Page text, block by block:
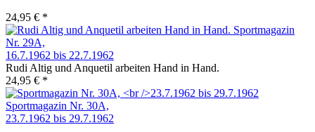
24,95 € *
Sportmagazin
Nr. 29A,
16.7.1962 bis 22.7.1962
Rudi Altig und Anquetil arbeiten Hand in Hand.
24,95 € *
Sportmagazin Nr. 30A,
23.7.1962 bis 29.7.1962